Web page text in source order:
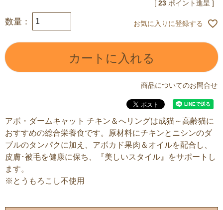
[ 23 ポイント進呈 ]
お気に入りに登録する
カートに入れる
商品についてのお問合せ
アボ・ダームキャット チキン＆へリングは成猫～高齢猫に
おすすめの総合栄養食です。原材料にチキンとニシンのダ
ブルのタンパクに加え、アボカド果肉＆オイルを配合し、
皮膚･被毛を健康に保ち、『美しいスタイル』をサポートし
ます。
※とうもろこし不使用